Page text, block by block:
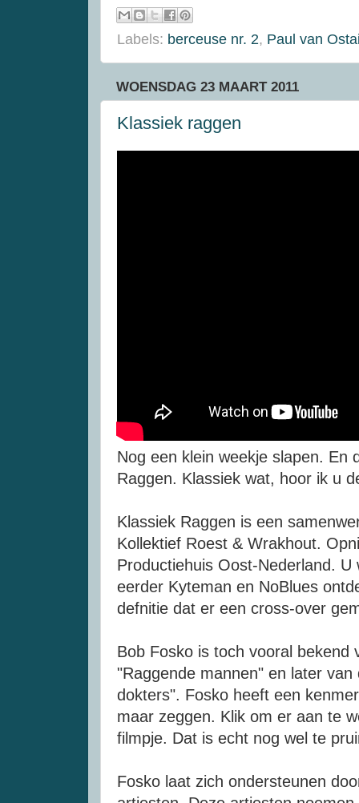
Labels: berceuse nr. 2, Paul van
WOENSDAG 23 MAART 2011
Klassiek raggen
Nog een klein weekje slapen. En
Raggen. Klassiek wat, hoor ik u
Klassiek Raggen is een
Kollektief Roest & Wrakhout.
Productiehuis Oost-Nederland.
eerder Kyteman en NoBlues
defnitie dat er een cross-over
Bob Fosko is toch vooral bekend
"Raggende mannen" en later
dokters". Fosko heeft een
maar zeggen. Klik om er aan te
filmpje. Dat is echt nog wel te
Fosko laat zich ondersteunen